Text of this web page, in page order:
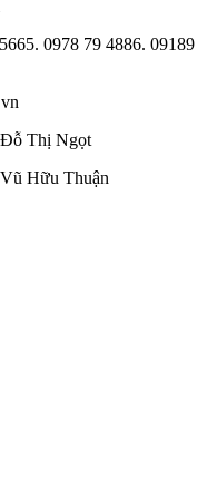
0978 79 4886. 09189
Đỗ Thị Ngọt
Hữu Thuận